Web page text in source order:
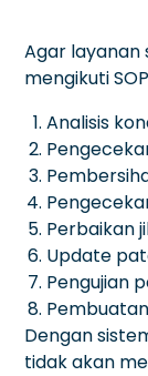
Agar layanan
mengikuti
Analisis
Perbaikan
Update
Pengujian
Dengan
tidak akan